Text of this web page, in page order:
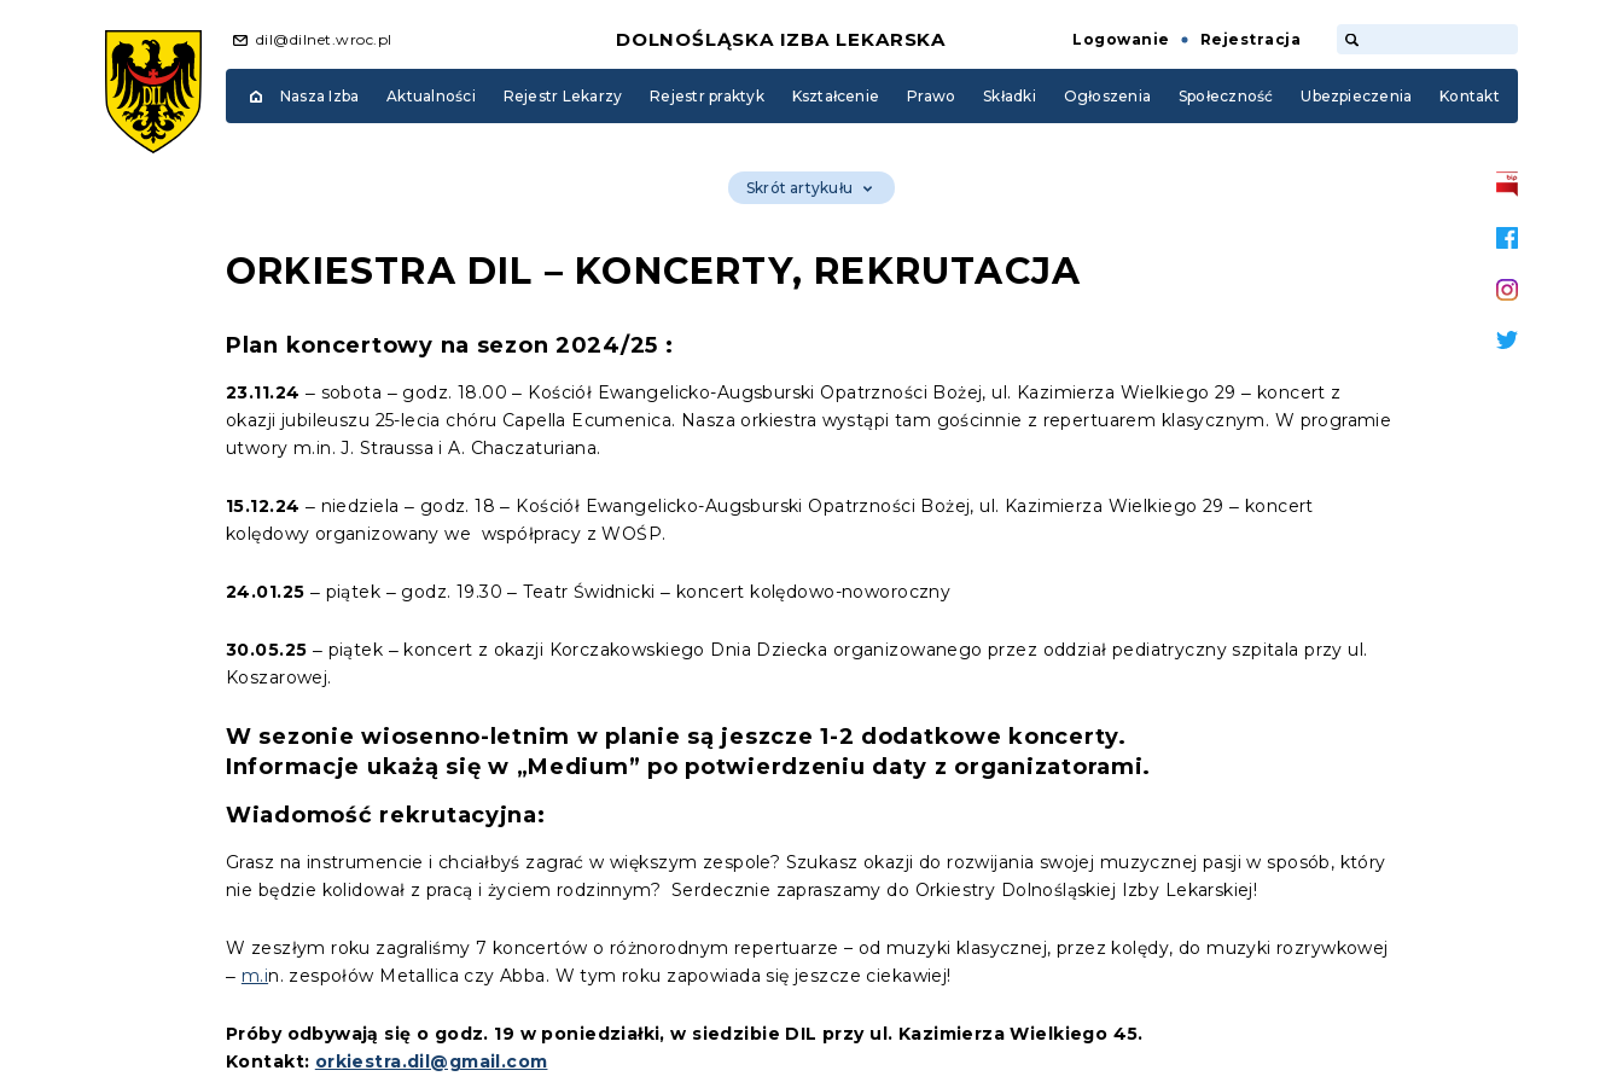
dil@dilnet.wroc.pl DOLNOŚLĄSKA IZBA LEKARSKA Logowanie Rejestracja
Nasza Izba Aktualności Rejestr Lekarzy Rejestr praktyk Kształcenie Prawo Składki Ogłoszenia Społeczność Ubezpieczenia Kontakt
Skrót artykułu
ORKIESTRA DIL – KONCERTY, REKRUTACJA
Plan koncertowy na sezon 2024/25 :
23.11.24 ‒ sobota ‒ godz. 18.00 ‒ Kościół Ewangelicko-Augsburski Opatrzności Bożej, ul. Kazimierza Wielkiego 29 ‒ koncert z
okazji jubileuszu 25-lecia chóru Capella Ecumenica. Nasza orkiestra wystąpi tam gościnnie z repertuarem klasycznym. W programie
utwory m.in. J. Straussa i A. Chaczaturiana.
15.12.24 ‒ niedziela ‒ godz. 18 ‒ Kościół Ewangelicko-Augsburski Opatrzności Bożej, ul. Kazimierza Wielkiego 29 ‒ koncert
kolędowy organizowany we współpracy z WOŚP.
24.01.25 ‒ piątek ‒ godz. 19.30 ‒ Teatr Świdnicki ‒ koncert kolędowo-noworoczny
30.05.25 ‒ piątek ‒ koncert z okazji Korczakowskiego Dnia Dziecka organizowanego przez oddział pediatryczny szpitala przy ul.
Koszarowej.
W sezonie wiosenno-letnim w planie są jeszcze 1-2 dodatkowe koncerty.
Informacje ukażą się w „Medium” po potwierdzeniu daty z organizatorami.
Wiadomość rekrutacyjna:
Grasz na instrumencie i chciałbyś zagrać w większym zespole? Szukasz okazji do rozwijania swojej muzycznej pasji w sposób, który
nie będzie kolidował z pracą i życiem rodzinnym? Serdecznie zapraszamy do Orkiestry Dolnośląskiej Izby Lekarskiej!
W zeszłym roku zagraliśmy 7 koncertów o różnorodnym repertuarze – od muzyki klasycznej, przez kolędy, do muzyki rozrywkowej
‒ m.in. zespołów Metallica czy Abba. W tym roku zapowiada się jeszcze ciekawiej!
Próby odbywają się o godz. 19 w poniedziałki, w siedzibie DIL przy ul. Kazimierza Wielkiego 45.
Kontakt: orkiestra.dil@gmail.com